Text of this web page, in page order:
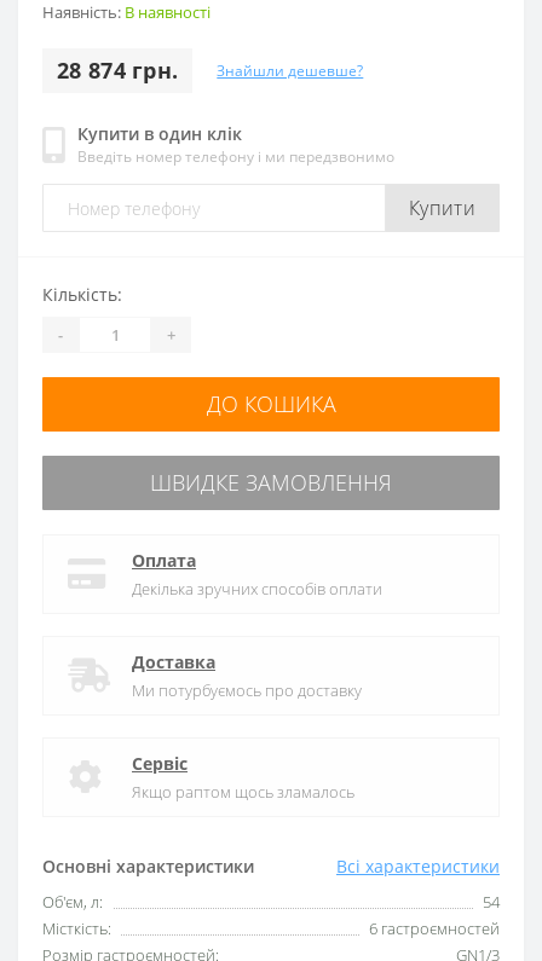
Наявність: В наявності
28 874 грн. Знайшли дешевше?
Купити в один клік
Введіть номер телефону і ми передзвонимо
Купити
Основні характеристики Всі характеристики
Об'єм, л:
54
Місткість:
6 гастроємностей
Розмір гастроємностей:
GN1/3
Кількість:
- +
ДО КОШИКА
ШВИДКЕ ЗАМОВЛЕННЯ
Оплата
Декілька зручних способів оплати
Доставка
Ми потурбуємось про доставку
Сервіс
Якщо раптом щось зламалось